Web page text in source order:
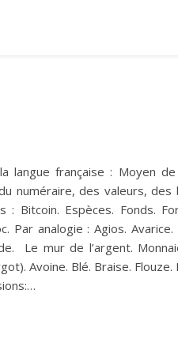
langue française : Moyen
numéraire, des valeurs,
: Bitcoin. Espèces. Fonds.
Par analogie : Agios.
Le mur de l’argent.
Avoine. Blé. Braise.